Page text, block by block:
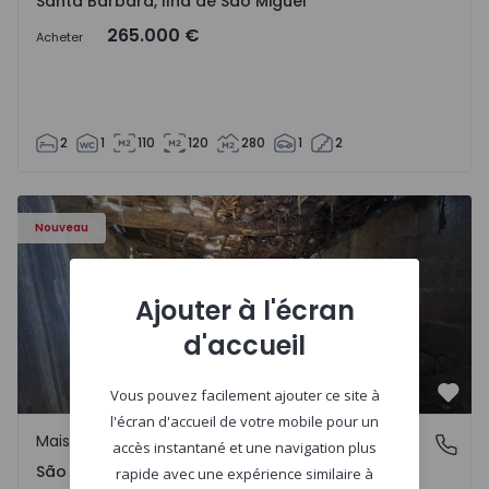
Acheter 265.000 €
2 1 110 120 280 1 2
Nouveau
Maison Vila Real, São Tomé do Castelo e Justes -
São Tomé do Castelo e Justes, Vila Real
Maison Rurale
São Tomé do Castelo e Justes, Vila Real
Ajouter à l'écran
d'accueil
Vous pouvez facilement ajouter ce site à
l'écran d'accueil de votre mobile pour un
accès instantané et une navigation plus
rapide avec une expérience similaire à